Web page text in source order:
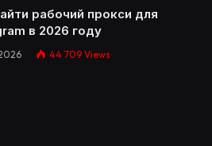
рабочий прокси для
в 2026 году
44 709 Views